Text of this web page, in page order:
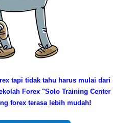
tapi tidak tahu harus mulai dari
Forex "Solo Training Center
forex terasa lebih mudah!